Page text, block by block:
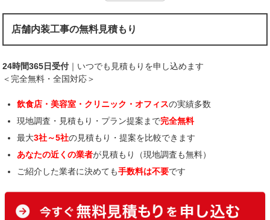
店舗内装工事の無料見積もり
24時間365日受付 ｜いつでも見積もりを申し込めます
＜完全無料・全国対応＞
飲食店・美容室・クリニック・オフィスの実績多数
現地調査・見積もり・プラン提案まで完全無料
最大3社～5社の見積もり・提案を比較できます
あなたの近くの業者が見積もり（現地調査も無料）
ご紹介した業者に決めても手数料は不要です